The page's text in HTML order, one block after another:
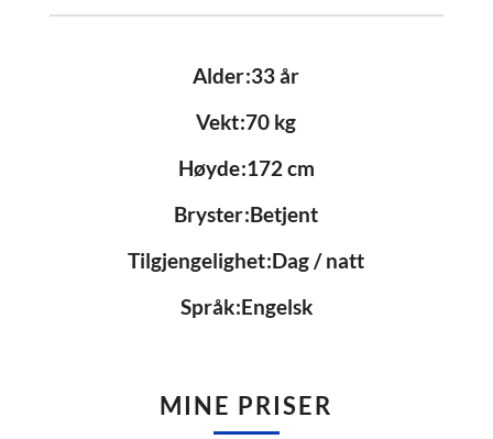
Alder 33 år
Vekt 70 kg
Høyde 172 cm
Bryster Betjent
Tilgjengelighet Dag / natt
Språk Engelsk
MINE PRISER